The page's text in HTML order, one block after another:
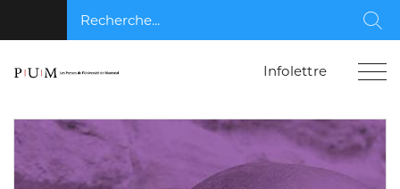
Recherche...
Infolettre